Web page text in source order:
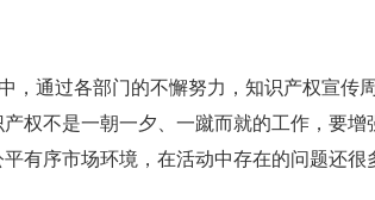
，通过各部门的不懈努力，知识产权宣传
权不是一朝一夕、一蹴而就的工作，要增
有序市场环境，在活动中存在的问题还很